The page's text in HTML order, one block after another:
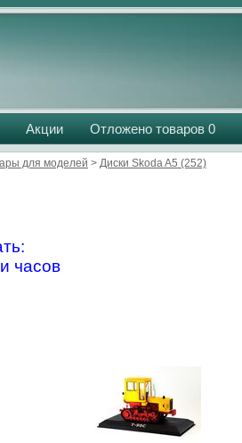
Акции Отложено товаров 0
для моделей > Диски Skoda A5 (252)
часов